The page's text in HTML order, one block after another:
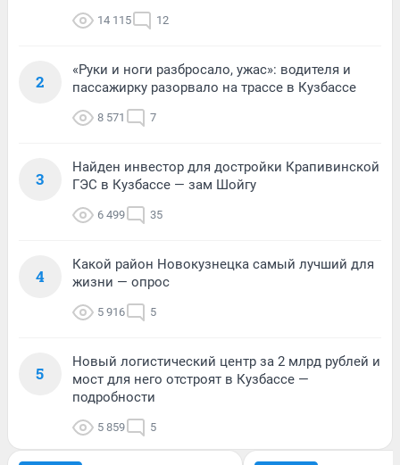
14 115 12
2
«Руки и ноги разбросало, ужас»: водителя и
пассажирку разорвало на трассе в Кузбассе
8 571 7
3
Найден инвестор для достройки Крапивинской
ГЭС в Кузбассе — зам Шойгу
6 499 35
4
Какой район Новокузнецка самый лучший для
жизни — опрос
5 916 5
5
Новый логистический центр за 2 млрд рублей и
мост для него отстроят в Кузбассе —
подробности
5 859 5